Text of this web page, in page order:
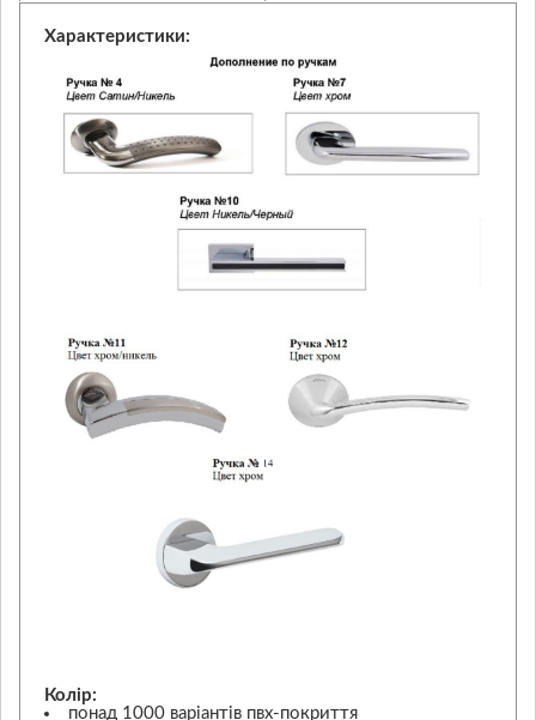
Характеристики:
Колір:
понад 1000 варіантів пвх-покриття